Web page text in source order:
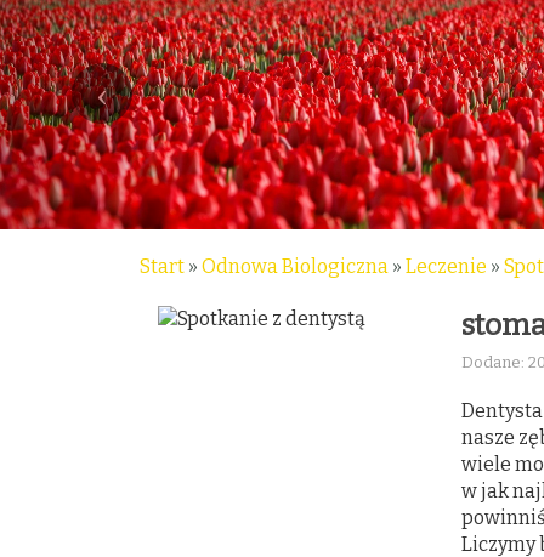
Start » Odnowa Biologiczna » Leczenie »
Dodane:
nasze
wiele
w jak
Liczymy